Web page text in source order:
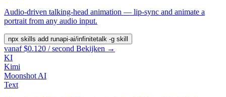
Audio-driven talking-head animation — lip-sync and animate a
portrait from any audio input.
npx skills add runapi-ai/infinitetalk -g skill
vanaf $0.120 / second Bekijken →
KI
Kimi
Moonshot AI
Text